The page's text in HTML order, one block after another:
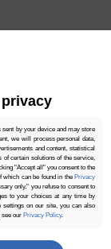
sent by your device and may store
we will process personal data,
and content, statistical
of certain solutions of the service,
"Accept all" you consent to the
which can be found in the Privacy
only," you refuse to consent to
to your choices at any time by
settings on our site, you can also
see our Privacy Policy.